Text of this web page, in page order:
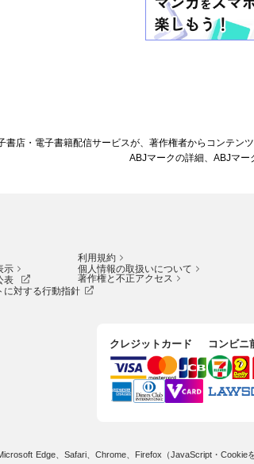
書店・電子書籍配信サービスが、著作権者からコンテ
ABJマークの詳細、ABJマ
利用規約
示
個人情報の取扱いについて
表
著作権と不正アクセス
に対する行動指針
クレジットカード コンビニ
Edge、Safari、Chrome、Firefox（JavaScript・Cookieを